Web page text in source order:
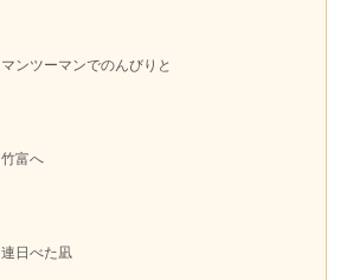
マンツーマンでのんびりと
竹富へ
連日べた凪